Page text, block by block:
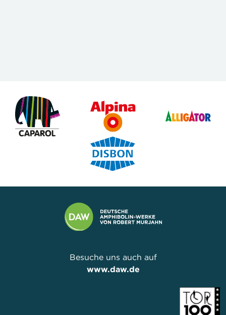
Besuche uns auch auf
www.daw.de